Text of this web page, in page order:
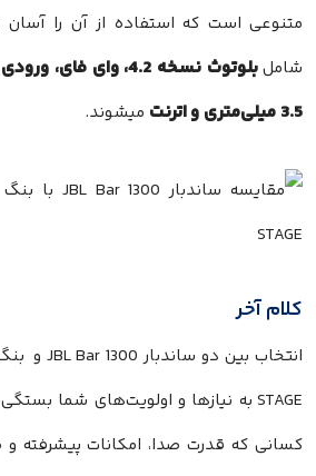
متنوعی است که استفاده از آن را آسان
شامل
3.5 میلی‌متری و اترنت
میشوند.
کلام آخر
کسانی که قدرت صدا، امکانات پیشرفته و